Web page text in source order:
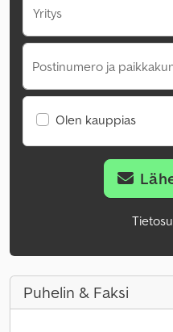
Yritys
Postinumero ja
Olen kauppias
Puhelin & Faksi